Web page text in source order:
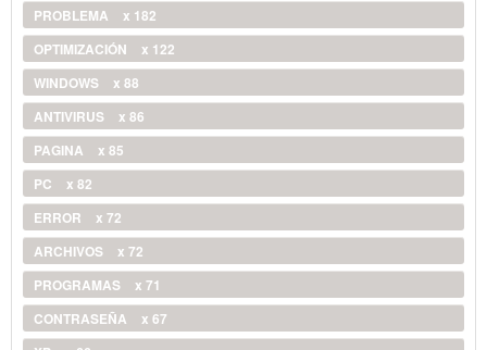
PROBLEMA
x 182
OPTIMIZACIÓN
x 122
WINDOWS
x 88
ANTIVIRUS
x 86
PAGINA
x 85
PC
x 82
ERROR
x 72
ARCHIVOS
x 72
PROGRAMAS
x 71
CONTRASEÑA
x 67